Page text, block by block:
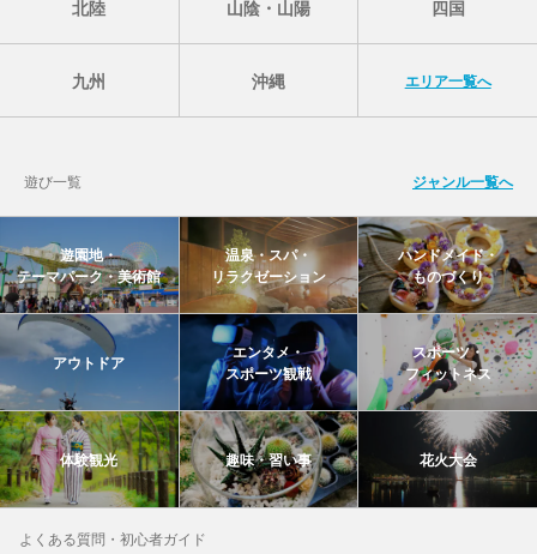
北陸 山陰・山陽 四国
九州 沖縄 エリア一覧へ
遊び一覧 ジャンル一覧へ
遊園地・
テーマパーク・美術館
温泉・スパ・
リラクゼーション
ハンドメイド・
ものづくり
アウトドア
エンタメ・
スポーツ観戦
スポーツ・
フィットネス
体験観光 趣味・習い事 花火大会
よくある質問・初心者ガイド